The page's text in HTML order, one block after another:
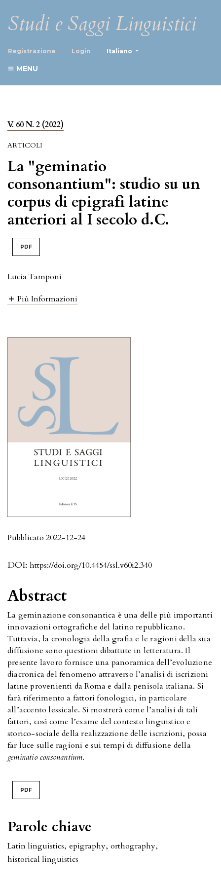
Studi e Saggi Linguistici
Registrazione Login Italiano
MENU
V. 60 N. 2 (2022)
ARTICOLI
La "geminatio
consonantium": studio su un
corpus di epigrafi latine
anteriori al I secolo d.C.
PDF
Lucia Tamponi
Più Informazioni
DOI: https://doi.org/10.4454/ssl.v60i2.340
Pubblicato 2022-12-24
Parole chiave
Latin linguistics, epigraphy, orthography,
historical linguistics
Abstract
La geminazione consonantica è una delle più importanti
innovazioni ortografiche del latino repubblicano.
Tuttavia, la cronologia della grafia e le ragioni della sua
diffusione sono questioni dibattute in letteratura. Il
presente lavoro fornisce una panoramica dell’evoluzione
diacronica del fenomeno attraverso l’analisi di iscrizioni
latine provenienti da Roma e dalla penisola italiana. Si
farà riferimento a fattori fonologici, in particolare
all’accento lessicale. Si mostrerà come l’analisi di tali
fattori, così come l’esame del contesto linguistico e
storico-sociale della realizzazione delle iscrizioni, possa
far luce sulle ragioni e sui tempi di diffusione della
geminatio consonantium.
PDF